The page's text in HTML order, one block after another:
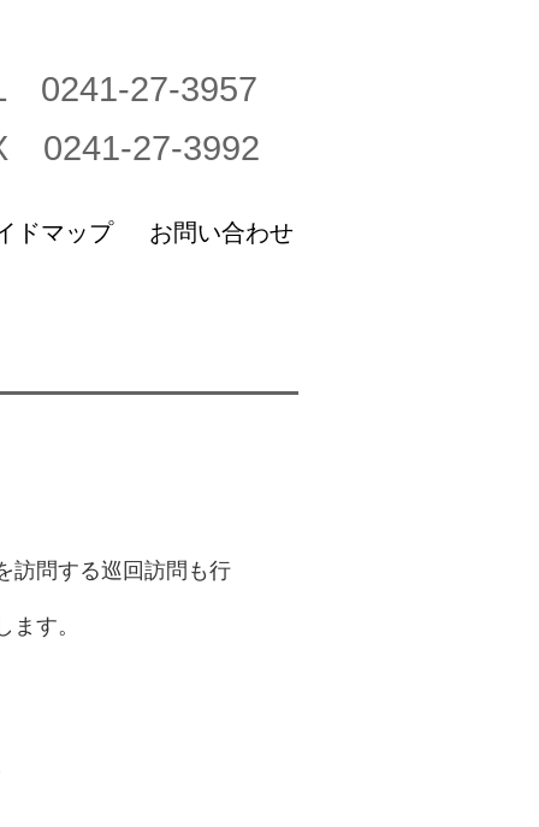
0241-27-3957
0241-27-3992
ドマップ お問い合わせ
訪問する巡回訪問も行
す。